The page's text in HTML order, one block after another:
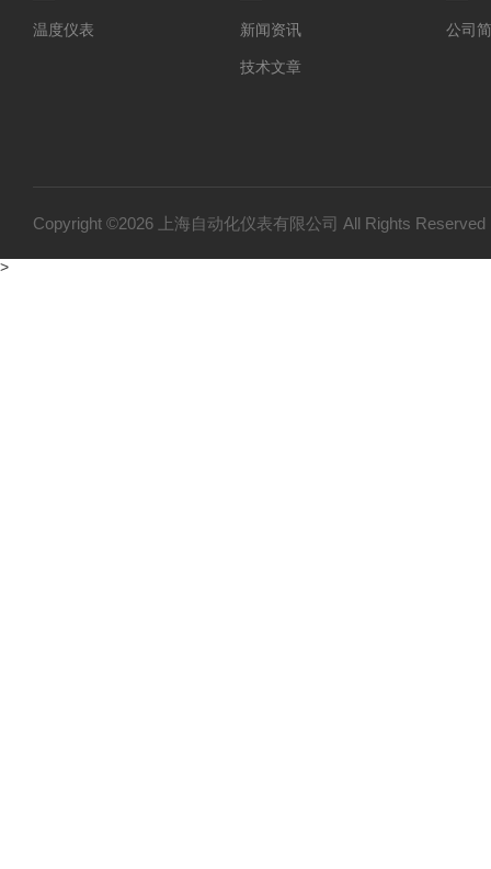
温度仪表 新闻资讯
技术文章
公司
Copyright ©2026 上海自动化仪表有限公司 All Rights
>